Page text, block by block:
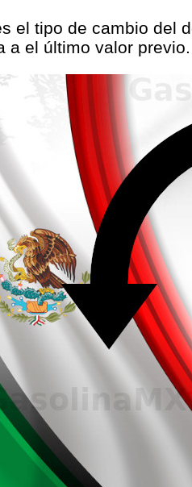
el tipo de cambio del
a el último valor previo.